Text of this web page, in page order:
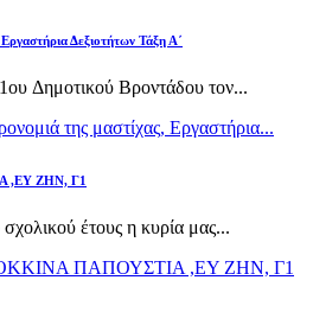
Δεξιοτήτων Τάξη Α΄
Δημοτικού Βροντάδου τον...
της μαστίχας, Εργαστήρια...
,ΕΥ ΖΗΝ, Γ1
έτους η κυρία μας...
ΠΑΠΟΥΣΤΙΑ ,ΕΥ ΖΗΝ, Γ1